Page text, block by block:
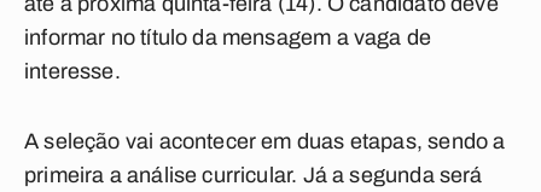
informar no título da mensagem a vaga de
interesse.
A seleção vai acontecer em duas etapas, sendo a
primeira a análise curricular. Já a segunda será